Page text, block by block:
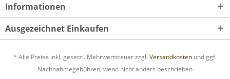
Informationen
Ausgezeichnet Einkaufen
* Alle Preise inkl. gesetzl. Mehrwertsteuer zzgl. Versandkosten und ggf.
Nachnahmegebühren, wenn nicht anders beschrieben